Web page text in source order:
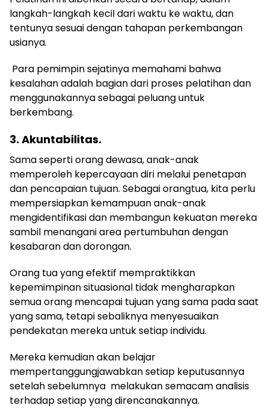
langkah-langkah kecil dari waktu ke waktu, dan
tentunya sesuai dengan tahapan perkembangan
usianya.
Para pemimpin sejatinya memahami bahwa
kesalahan adalah bagian dari proses pelatihan dan
menggunakannya sebagai peluang untuk
berkembang.
3. Akuntabilitas.
Sama seperti orang dewasa, anak-anak
memperoleh kepercayaan diri melalui penetapan
dan pencapaian tujuan. Sebagai orangtua, kita perlu
mempersiapkan kemampuan anak-anak
mengidentifikasi dan membangun kekuatan mereka
sambil menangani area pertumbuhan dengan
kesabaran dan dorongan.
Orang tua yang efektif mempraktikkan
kepemimpinan situasional tidak mengharapkan
semua orang mencapai tujuan yang sama pada saat
yang sama, tetapi sebaliknya menyesuaikan
pendekatan mereka untuk setiap individu.
Mereka kemudian akan belajar
mempertanggungjawabkan setiap keputusannya
setelah sebelumnya melakukan semacam analisis
terhadap setiap yang direncanakannya.